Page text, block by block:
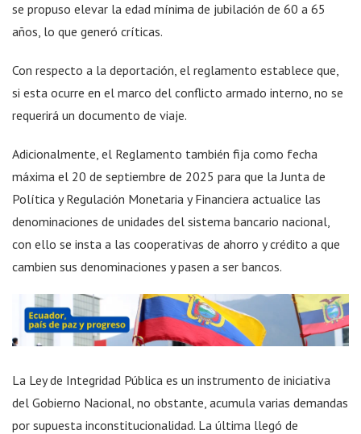
se propuso elevar la edad mínima de jubilación de 60 a 65
años, lo que generó críticas.
Con respecto a la deportación, el reglamento establece que,
si esta ocurre en el marco del conflicto armado interno, no se
requerirá un documento de viaje.
Adicionalmente, el Reglamento también fija como fecha
máxima el 20 de septiembre de 2025 para que la Junta de
Política y Regulación Monetaria y Financiera actualice las
denominaciones de unidades del sistema bancario nacional,
con ello se insta a las cooperativas de ahorro y crédito a que
cambien sus denominaciones y pasen a ser bancos.
La Ley de Integridad Pública es un instrumento de iniciativa
del Gobierno Nacional, no obstante, acumula varias demandas
por supuesta inconstitucionalidad. La última llegó de